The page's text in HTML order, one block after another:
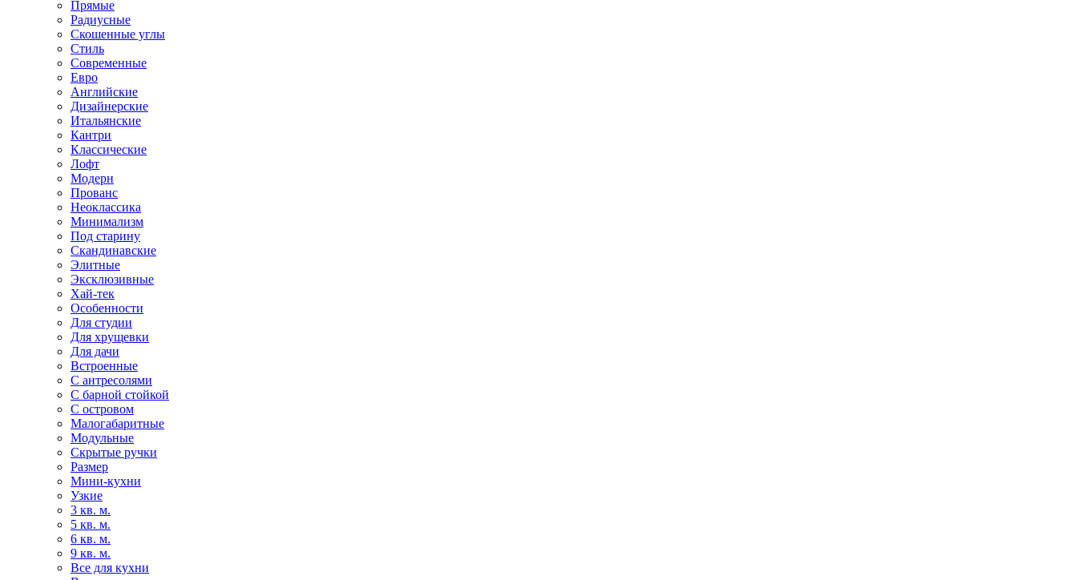
Прямые
Радиусные
Скошенные углы
Стиль
Современные
Евро
Английские
Дизайнерские
Итальянские
Кантри
Классические
Лофт
Модерн
Прованс
Неоклассика
Минимализм
Под старину
Скандинавские
Элитные
Эксклюзивные
Хай-тек
Особенности
Для студии
Для хрущевки
Для дачи
Встроенные
С антресолями
С барной стойкой
С островом
Малогабаритные
Модульные
Скрытые ручки
Размер
Мини-кухни
Узкие
3 кв. м.
5 кв. м.
6 кв. м.
9 кв. м.
Все для кухни